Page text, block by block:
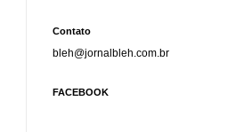
Contato
bleh@jornalbleh.com.br
FACEBOOK